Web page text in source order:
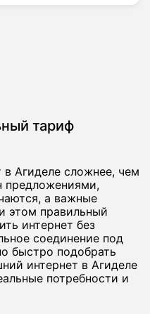
тариф
в Агиделе сложнее, чем
предложениями,
а важные
этом правильный
интернет без
соединение под
быстро подобрать
интернет в Агиделе
потребности и